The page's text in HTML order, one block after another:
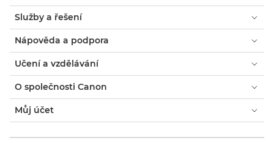
Služby a řešení
Nápověda a podpora
Učení a vzdělávání
O společnosti Canon
Můj účet